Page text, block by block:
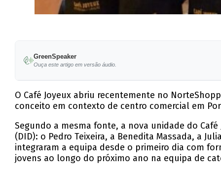
GreenSpeaker
Ouça este artigo em versão áudio.
O Café Joyeux abriu recentemente no
conceito em contexto de centro comercial em
Segundo a mesma fonte, a nova unidade do
(DID): o Pedro Teixeira, a Benedita Massada, a
integraram a equipa desde o primeiro dia com
jovens ao longo do próximo ano na equipa de